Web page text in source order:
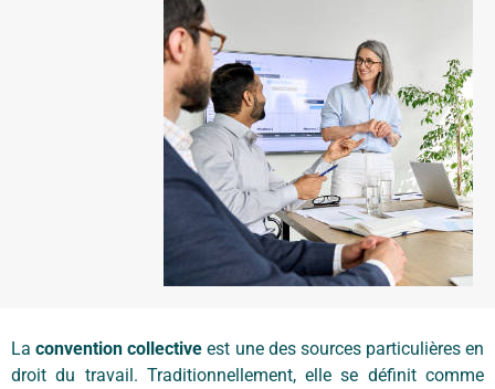
Laconvention collectiveest une des sources particulières en
droit du travail. Traditionnellement, elle se définit comme